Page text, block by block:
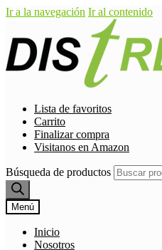
Ir a la navegación Ir al contenido
Lista de favoritos
Carrito
Finalizar compra
Visitanos en Amazon
Búsqueda de productos
Menú
Inicio
Nosotros